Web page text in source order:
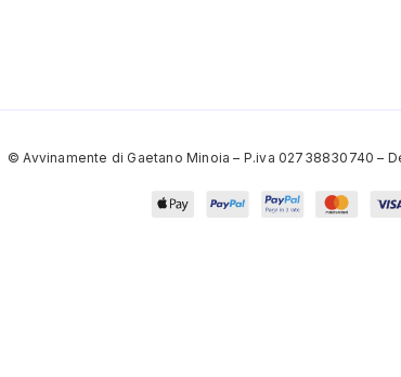
© Avvinamente di Gaetano Minoia – P.iva 02738830740 –